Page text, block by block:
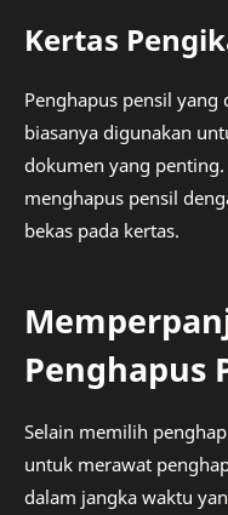
Kertas
Penghapus pensil
biasanya digunakan
dokumen yang
menghapus pensil
bekas pada kertas.
Penghapus
Selain memilih
untuk merawat
dalam jangka waktu